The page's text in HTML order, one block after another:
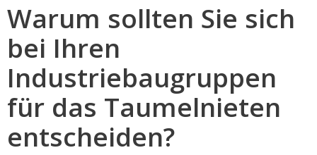
Warum sollten Sie sich
bei Ihren
Industriebaugruppen
für das Taumelnieten
entscheiden?